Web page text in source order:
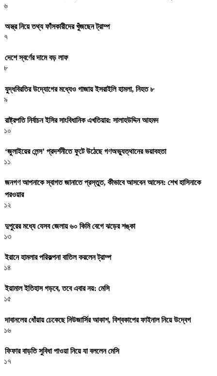
৬
অস্ত্র নিয়ে তথ্য ফাঁসকারীদের খুঁজছেন ট্রাম্প
৭
দেশে স্বর্ণের দামে বড় লাফ
৮
যুদ্ধবিরতির উদ্যোগের মধ্যেও গাজায় ইসরাইলি হামলা, নিহত ৮
৯
রাষ্ট্রপতি নির্বাচন ইসির সাংবিধানিক এখতিয়ার: সালাহউদ্দিন আহমদ
১০
‘জুলাইয়ের লেন্স’ প্রদর্শনীতে ফুটে উঠেছে গণঅভ্যুত্থানের ভয়াবহতা
১১
জনগণ আপনাকে স্বাগত জানাতে প্রস্তুত, কীভাবে আসবেন আসেন: শেখ হাসিনাকে
পরওয়ার
১২
দুপুরের মধ্যে যেসব জেলায় ৬০ কিমি বেগে ঝড়ের শঙ্কা
১৩
ইরানে হামলার পরিকল্পনা বাতিল করলেন ট্রাম্প
১৪
ইয়ামাল ইতিহাস গড়বে, তবে এবার নয়: মেসি
১৫
দাবানলের ধোঁয়ায় ঢেকেছে নিউজার্সির আকাশ, বিশ্বকাপের ফাইনাল নিয়ে উদ্বেগ
১৬
ফিফার বাড়তি সুবিধা পাওয়া নিয়ে যা বললেন মেসি
১৭